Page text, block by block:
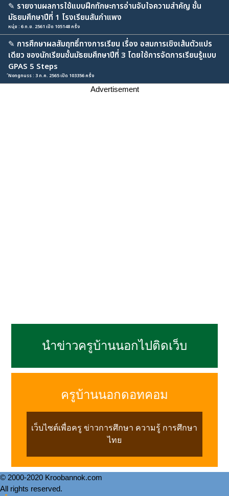
✎ รายงานผลการใช้แบบฝึกทักษะการอ่านจับใจความสำคัญ ชั้น
มัธยมศึกษาปีที่ 1 โรงเรียนสันกำแพง
หนุ่ย : 6 ก.ย. 2561 เปิด 105148 ครั้ง
✎ การศึกษาผลสัมฤทธิ์ทางการเรียน เรื่อง อสมการเชิงเส้นตัวแปร
เดียว ของนักเรียนชั้นมัธยมศึกษาปีที่ 3 โดยใช้การจัดการเรียนรู้แบบ
GPAS 5 Steps
์Nongnuss : 3 ก.ค. 2565 เปิด 103356 ครั้ง
Advertisement
นำข่าวครูบ้านนอกไปติดเว็บ
ครูบ้านนอกดอทคอม
เว็บไซต์เพื่อครู ข่าวการศึกษา ความรู้ การศึกษา
ไทย
© 2000-2020 Kroobannok.com
All rights reserved.